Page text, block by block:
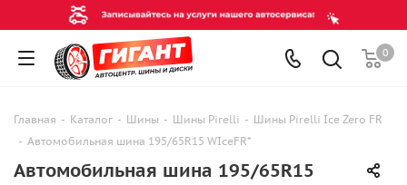
0
Главная - Каталог - Шины - Шины Pirelli - Шины Pirelli Ice Zero FR
- Автомобильная шина 195/65R15 WIceFR*
Автомобильная шина 195/65R15